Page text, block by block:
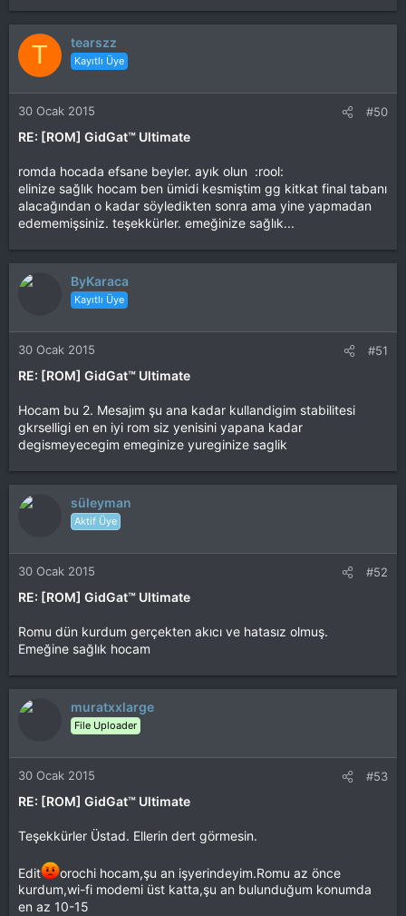
T tearszz
Kayıtlı Üye
30 Ocak 2015 #50
RE: [ROM] GidGat™ Ultimate
romda hocada efsane beyler. ayık olun :rool:
elinize sağlık hocam ben ümidi kesmiştim gg kitkat final tabanı
alacağından o kadar söyledikten sonra ama yine yapmadan
edememişsiniz. teşekkürler. emeğinize sağlık...
ByKaraca
Kayıtlı Üye
30 Ocak 2015 #51
RE: [ROM] GidGat™ Ultimate
Hocam bu 2. Mesajım şu ana kadar kullandigim stabilitesi
gkrselligi en en iyi rom siz yenisini yapana kadar
degismeyecegim emeginize yureginize saglik
süleyman
Aktif Üye
30 Ocak 2015 #52
RE: [ROM] GidGat™ Ultimate
Romu dün kurdum gerçekten akıcı ve hatasız olmuş.
Emeğine sağlık hocam
muratxxlarge
File Uploader
30 Ocak 2015 #53
RE: [ROM] GidGat™ Ultimate
Teşekkürler Üstad. Ellerin dert görmesin.
Edit
orochi hocam,şu an işyerindeyim.Romu az önce
kurdum,wi-fi modemi üst katta,şu an bulunduğum konumda
en az 10-15